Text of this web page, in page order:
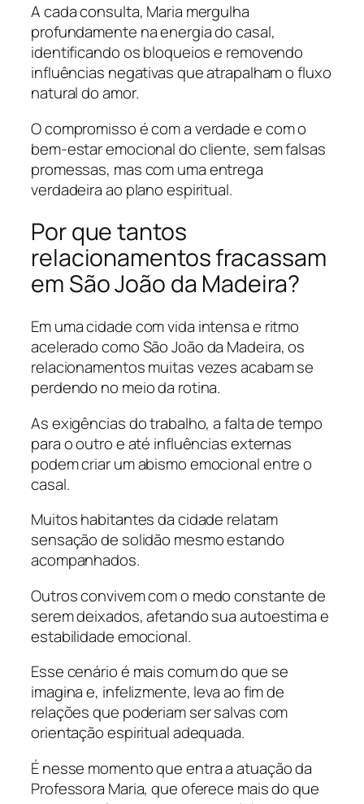
A cada consulta, Maria mergulha
profundamente na energia do casal,
identificando os bloqueios e removendo
influências negativas que atrapalham o fluxo
natural do amor.
O compromisso é com a verdade e com o
bem-estar emocional do cliente, sem falsas
promessas, mas com uma entrega
verdadeira ao plano espiritual.
Por que tantos
relacionamentos fracassam
em São João da Madeira?
Em uma cidade com vida intensa e ritmo
acelerado como São João da Madeira, os
relacionamentos muitas vezes acabam se
perdendo no meio da rotina.
As exigências do trabalho, a falta de tempo
para o outro e até influências externas
podem criar um abismo emocional entre o
casal.
Muitos habitantes da cidade relatam
sensação de solidão mesmo estando
acompanhados.
Outros convivem com o medo constante de
serem deixados, afetando sua autoestima e
estabilidade emocional.
Esse cenário é mais comum do que se
imagina e, infelizmente, leva ao fim de
relações que poderiam ser salvas com
orientação espiritual adequada.
É nesse momento que entra a atuação da
Professora Maria, que oferece mais do que